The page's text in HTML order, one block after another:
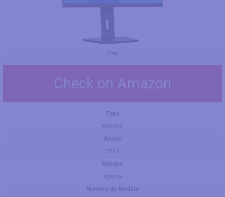
Prix
Check on Amazon
Type
Monitor
Année
2024
Marque
Iiyama
Numéro de Modèle